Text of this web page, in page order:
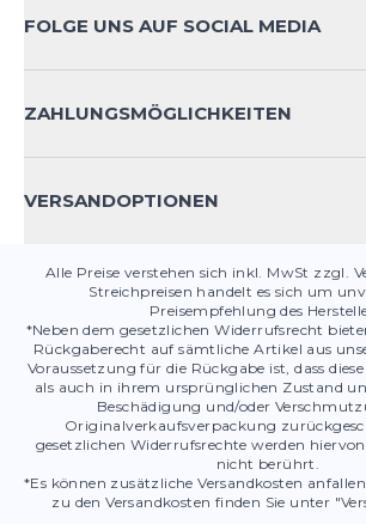
KONTAKT
PRODUKTSICHERHEIT
FOLGE UNS AUF SOCIAL MEDIA
ZAHLUNGSMÖGLICHKEITEN
VERSANDOPTIONEN
Alle Preise verstehen sich inkl. MwSt zzgl.
Streichpreisen handelt es sich um
Preisempfehlung des
*Neben dem gesetzlichen Widerrufsrecht
Rückgaberecht auf sämtliche Artikel aus
Voraussetzung für die Rückgabe ist, dass
als auch in ihrem ursprünglichen Zustand
Beschädigung und/oder
Originalverkaufsverpackung
gesetzlichen Widerrufsrechte werden
nicht berührt.
*Es können zusätzliche Versandkosten
zu den Versandkosten finden Sie unter